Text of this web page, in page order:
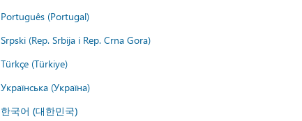
Português (Portugal)
Srpski (Rep. Srbija i Rep. Crna Gora)
Türkçe (Türkiye)
Українська (Україна)
한국어 (대한민국)